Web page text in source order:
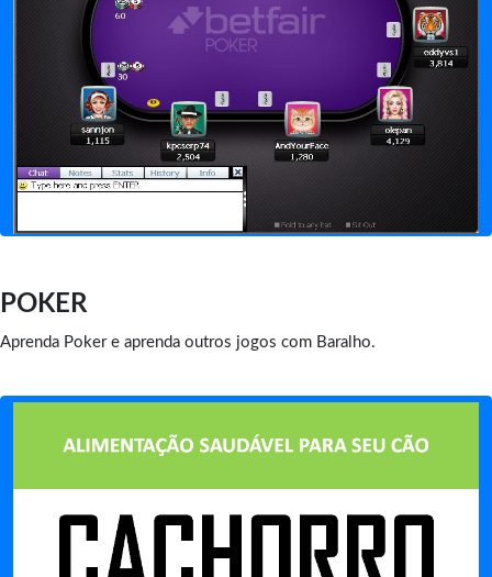
POKER
Aprenda Poker e aprenda outros jogos com Baralho.